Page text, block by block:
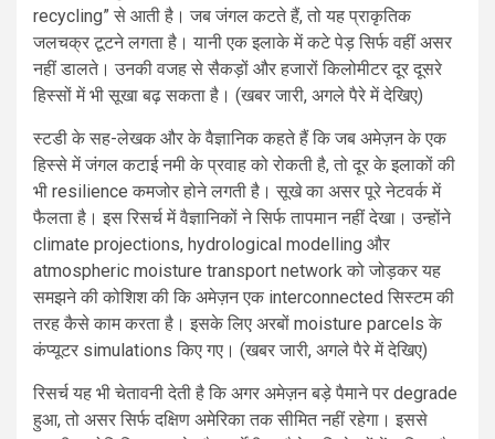
recycling” से आती है। जब जंगल कटते हैं, तो यह प्राकृतिक
जलचक्र टूटने लगता है। यानी एक इलाके में कटे पेड़ सिर्फ वहीं असर
नहीं डालते। उनकी वजह से सैकड़ों और हजारों किलोमीटर दूर दूसरे
हिस्सों में भी सूखा बढ़ सकता है। (खबर जारी, अगले पैरे में देखिए)
स्टडी के सह-लेखक और के वैज्ञानिक कहते हैं कि जब अमेज़न के एक
हिस्से में जंगल कटाई नमी के प्रवाह को रोकती है, तो दूर के इलाकों की
भी resilience कमजोर होने लगती है। सूखे का असर पूरे नेटवर्क में
फैलता है। इस रिसर्च में वैज्ञानिकों ने सिर्फ तापमान नहीं देखा। उन्होंने
climate projections, hydrological modelling और
atmospheric moisture transport network को जोड़कर यह
समझने की कोशिश की कि अमेज़न एक interconnected सिस्टम की
तरह कैसे काम करता है। इसके लिए अरबों moisture parcels के
कंप्यूटर simulations किए गए। (खबर जारी, अगले पैरे में देखिए)
रिसर्च यह भी चेतावनी देती है कि अगर अमेज़न बड़े पैमाने पर degrade
हुआ, तो असर सिर्फ दक्षिण अमेरिका तक सीमित नहीं रहेगा। इससे